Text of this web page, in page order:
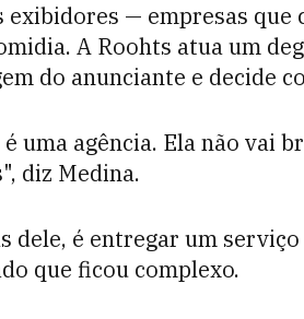
exibidores — empresas que
A Roohts atua um
do anunciante e decide
uma agência. Ela não vai
diz Medina.
dele, é entregar um
que ficou complexo.